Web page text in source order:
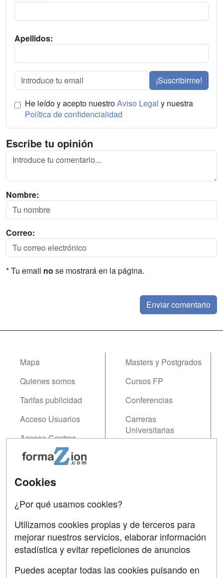
Apellidos:
¡Suscribirme!
He leído y acepto nuestroAviso Legal y nuestra
Política de confidencialidad
Escribe tu opinión
Nombre:
Correo:
* Tu email no se mostrará en la página.
Mapa
Quienes somos
Tarifas publicidad
Acceso Usuarios
Acceso Centros
Masters y Postgrados
Cursos FP
Conferencias
Carreras
Universitarias
Contactar
Copyleft
Cookies
¿Por qué usamos cookies?
Utilizamos cookies propias y de terceros para
mejorar nuestros servicios, elaborar información
estadística y evitar repeticiones de anuncios
Puedes aceptar todas las cookies pulsando en